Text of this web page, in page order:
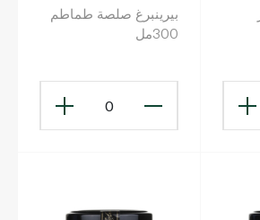
بيرينبرغ صلصة طماطم
300مل
0